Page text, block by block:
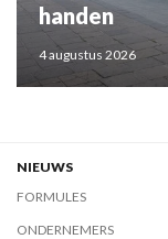
handen
4 augustus 2026
NIEUWS
FORMULES
ONDERNEMERS